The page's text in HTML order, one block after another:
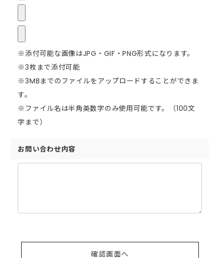
※添付可能な画像はJPG・GIF・PNG形式になります。
※3枚まで添付可能
※3MBまでのファイルをアップロードすることができま
す。
※ファイル名は半角英数字のみ使用可能です。（100文
字まで）
お問い合わせ内容